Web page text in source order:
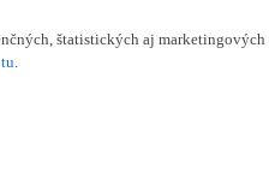
štatistických aj marketingových
tu.